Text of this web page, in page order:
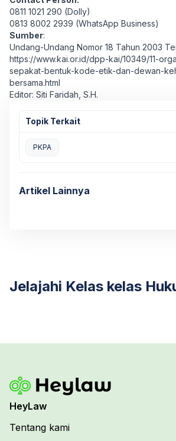
0811 1021 290 (Dolly)
0813 8002 2939 (WhatsApp Business)
Sumber:
Undang-Undang Nomor 18 Tahun 2003
https://www.kai.or.id/dpp-kai/10349/11-
sepakat-bentuk-kode-etik-dan-dewan-
bersama.html
Editor: Siti Faridah, S.H.
Topik Terkait
PKPA
Artikel Lainnya
Jelajahi Kelas kelas
HeyLaw
Tentang kami